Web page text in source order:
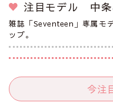
注目モデル 中条
雑誌「Seventeen」専属モ
ップ。
今注